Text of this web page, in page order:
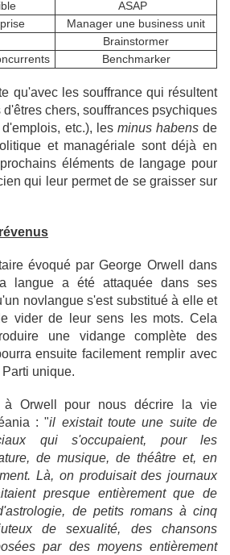
ASAP
Manager une business unit
Brainstormer
Benchmarker
qu'avec les souffrance qui résultent
chers, souffrances psychiques
etc.), les minus habensde
et managériale sont déjà en
éléments de langage pour
qui leur permet de se graisser sur
évoqué par George Orwell dans
langue a été attaquée dans ses
novlangue s'est substitué à elle et
vider de leur sens les mots. Cela
une vidange complète des
ensuite facilement remplir avec
unique.
à Orwell pour nous décrire la vie
: "il existait toute une suite de
qui s'occupaient, pour les
de musique, de théâtre et, en
Là, on produisait des journaux
presque entièrement que de
de petits romans à cinq
de sexualité, des chansons
par des moyens entièrement